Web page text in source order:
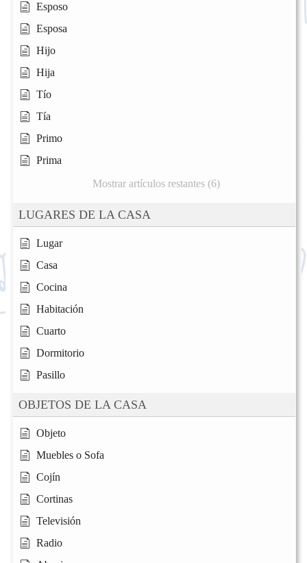
Esposo
Esposa
Hijo
Hija
Tío
Tía
Primo
Prima
Mostrar artículos restantes (6)
LUGARES DE LA CASA
Lugar
Casa
Cocina
Habitación
Cuarto
Dormitorio
Pasillo
OBJETOS DE LA CASA
Objeto
Muebles o Sofa
Cojín
Cortinas
Televisión
Radio